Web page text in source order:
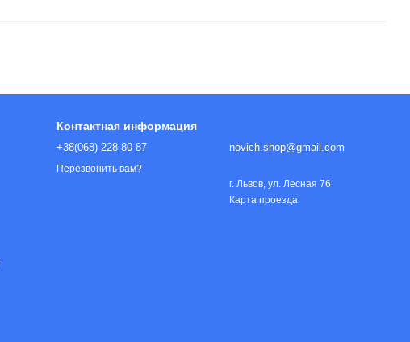
Контактная информация
+38(068) 228-80-87
Перезвонить вам?
novich.shop@gmail.com
г. Львов, ул. Лесная 76
Карта проезда